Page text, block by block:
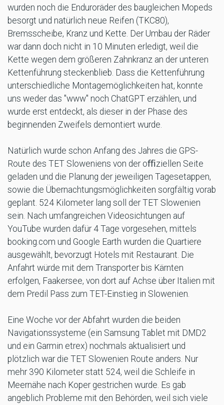
wurden noch die Enduroräder des baugleichen Mopeds
besorgt und natürlich neue Reifen (TKC80),
Bremsscheibe, Kranz und Kette. Der Umbau der Räder
war dann doch nicht in 10 Minuten erledigt, weil die
Kette wegen dem größeren Zahnkranz an der unteren
Kettenführung steckenblieb. Dass die Kettenführung
unterschiedliche Montagemöglichkeiten hat, konnte
uns weder das "www" noch ChatGPT erzählen, und
wurde erst entdeckt, als dieser in der Phase des
beginnenden Zweifels demontiert wurde.
Natürlich wurde schon Anfang des Jahres die GPS-
Route des TET Sloweniens von der oﬃziellen Seite
geladen und die Planung der jeweiligen Tagesetappen,
sowie die Übernachtungsmöglichkeiten sorgfältig vorab
geplant. 524 Kilometer lang soll der TET Slowenien
sein. Nach umfangreichen Videosichtungen auf
YouTube wurden dafür 4 Tage vorgesehen, mittels
booking.com und Google Earth wurden die Quartiere
ausgewählt, bevorzugt Hotels mit Restaurant. Die
Anfahrt würde mit dem Transporter bis Kärnten
erfolgen, Faakersee, von dort auf Achse über Italien mit
dem Predil Pass zum TET-Einstieg in Slowenien.
Eine Woche vor der Abfahrt wurden die beiden
Navigationssysteme (ein Samsung Tablet mit DMD2
und ein Garmin etrex) nochmals aktualisiert und
plötzlich war die TET Slowenien Route anders. Nur
mehr 390 Kilometer statt 524, weil die Schleife in
Meernähe nach Koper gestrichen wurde. Es gab
angeblich Probleme mit den Behörden, weil sich viele